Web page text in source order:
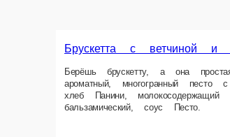
Брускетта с ветчиной и песто
Берёшь брускетту, а она простая как три
укус за укусом по-новому. А ведь так и с
бальзамический, соус Песто.